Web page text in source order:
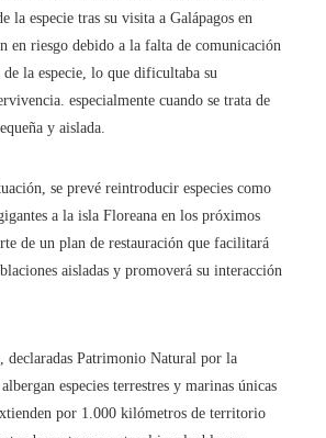
la especie tras su visita a Galápagos en
en riesgo debido a la falta de comunicación
la especie, lo que dificultaba su
especialmente cuando se trata de
y aislada.
se prevé reintroducir especies como
a la isla Floreana en los próximos
de un plan de restauración que facilitará
aisladas y promoverá su interacción
declaradas Patrimonio Natural por la
especies terrestres y marinas únicas
por 1.000 kilómetros de territorio